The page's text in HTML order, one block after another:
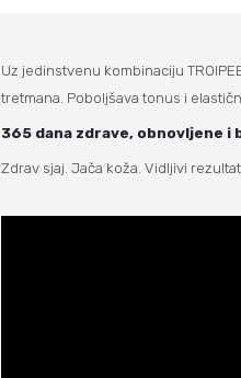
Uz jedinstvenu kombinaciju
tretmana. Poboljšava tonus i
365 dana zdrave, obnovljene i
Zdrav sjaj. Jača koža. Vidljivi